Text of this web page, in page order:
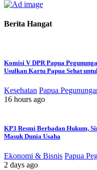
Berita Hangat
Komisi V DPR Papua
Usulkan Kartu Papua Sehat
Kesehatan Papua
16 hours ago
KP3 Resmi Berbadan Hukum,
Masuk Dunia Usaha
Ekonomi & Bisnis Papua
2 days ago